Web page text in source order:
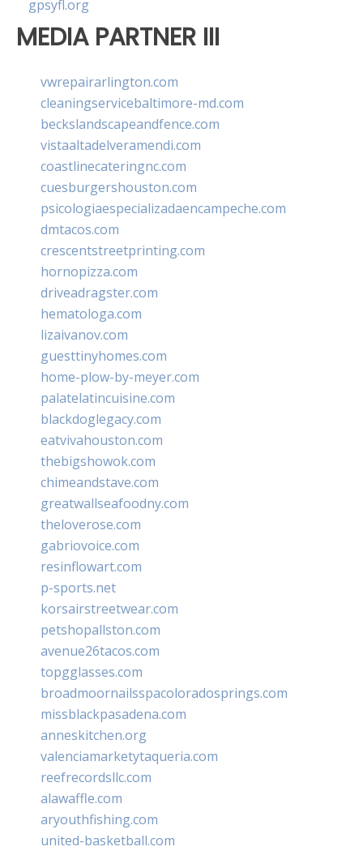
gpsyfl.org
MEDIA PARTNER III
vwrepairarlington.com
cleaningservicebaltimore-md.com
beckslandscapeandfence.com
vistaaltadelveramendi.com
coastlinecateringnc.com
cuesburgershouston.com
psicologiaespecializadaencampeche.com
dmtacos.com
crescentstreetprinting.com
hornopizza.com
driveadragster.com
hematologa.com
lizaivanov.com
guesttinyhomes.com
home-plow-by-meyer.com
palatelatincuisine.com
blackdoglegacy.com
eatvivahouston.com
thebigshowok.com
chimeandstave.com
greatwallseafoodny.com
theloverose.com
gabriovoice.com
resinflowart.com
p-sports.net
korsairstreetwear.com
petshopallston.com
avenue26tacos.com
topgglasses.com
broadmoornailsspacoloradosprings.com
missblackpasadena.com
anneskitchen.org
valenciamarketytaqueria.com
reefrecordsllc.com
alawaffle.com
aryouthfishing.com
united-basketball.com